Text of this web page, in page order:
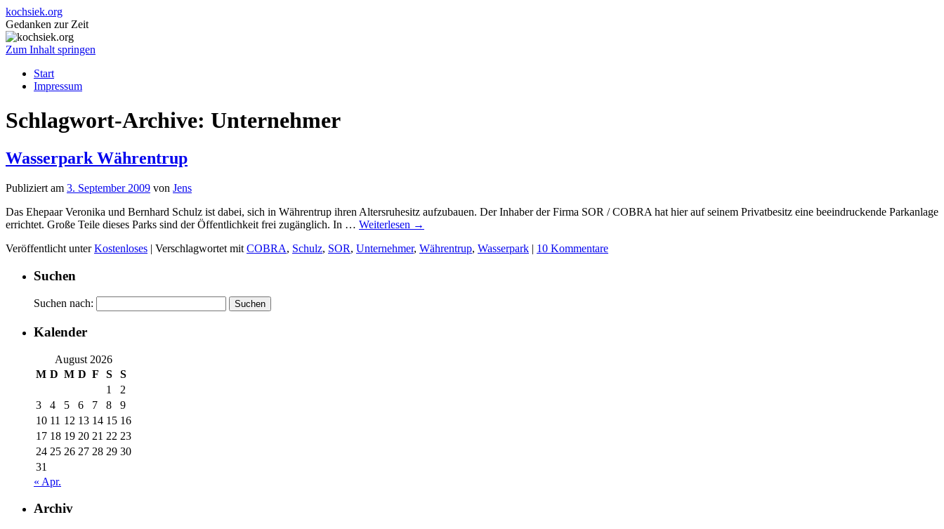
kochsiek.org
Gedanken zur Zeit
Zum Inhalt springen
Start
Impressum
Schlagwort-Archive: Unternehmer
Wasserpark Währentrup
Publiziert am 3. September 2009 von Jens
Das Ehepaar Veronika und Bernhard Schulz ist dabei, sich in Währentrup ihren Altersruhesitz aufzubauen. Der Inhaber der Firma SOR / COBRA hat hier auf seinem Privatbesitz eine beeindruckende Parkanlage
errichtet. Große Teile dieses Parks sind der Öffentlichkeit frei zugänglich. In … Weiterlesen →
Veröffentlicht unter Kostenloses | Verschlagwortet mit COBRA, Schulz, SOR, Unternehmer, Währentrup, Wasserpark | 10 Kommentare
Suchen
Suchen nach:
Kalender
August 2026
M D M D F S
S
1
2
3
4 5 6 7 8
9
10 11 12 13 14 15 16
17 18 19 20 21 22 23
24 25 26 27 28 29 30
31
« Apr.
Archiv